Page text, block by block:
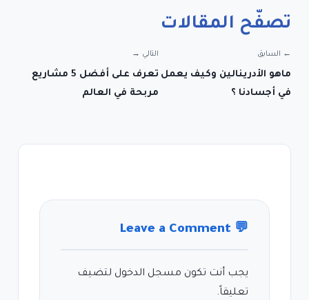
تصفّح المقالات
← السابق
ماهو الأدرينالين وكيف يعمل
في أجسادنا ؟
التالي →
تعرف على أفضل 5 مشاريع
مربحة في العالم
💬
Leave a Comment
يجب أنت تكون مسجل الدخول لتضيف
تعليقاً.